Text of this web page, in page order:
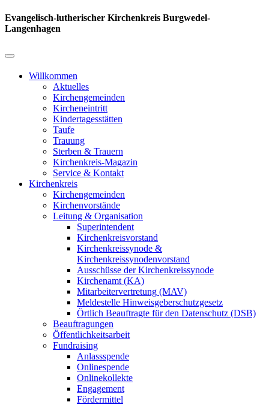
Evangelisch-lutherischer Kirchenkreis Burgwedel-
Langenhagen
Willkommen
Aktuelles
Kirchengemeinden
Kircheneintritt
Kindertagesstätten
Taufe
Trauung
Sterben & Trauern
Kirchenkreis-Magazin
Service & Kontakt
Kirchenkreis
Kirchengemeinden
Kirchenvorstände
Leitung & Organisation
Superintendent
Kirchenkreisvorstand
Kirchenkreissynode &
Kirchenkreissynodenvorstand
Ausschüsse der Kirchenkreissynode
Kirchenamt (KA)
Mitarbeitervertretung (MAV)
Meldestelle Hinweisgeberschutzgesetz
Örtlich Beauftragte für den Datenschutz (DSB)
Beauftragungen
Öffentlichkeitsarbeit
Fundraising
Anlassspende
Onlinespende
Onlinekollekte
Engagement
Fördermittel